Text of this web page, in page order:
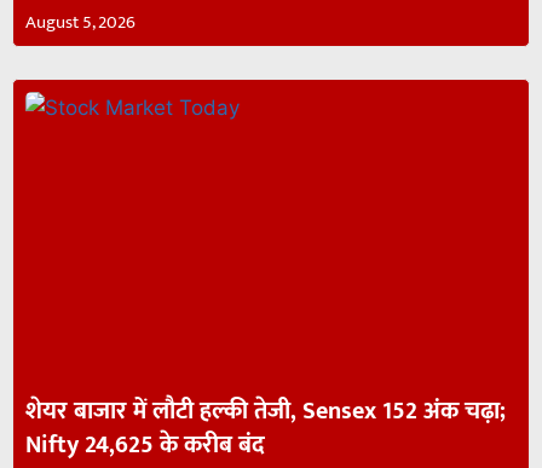
August 5, 2026
शेयर बाजार में लौटी हल्की तेजी, Sensex 152 अंक चढ़ा;
Nifty 24,625 के करीब बंद